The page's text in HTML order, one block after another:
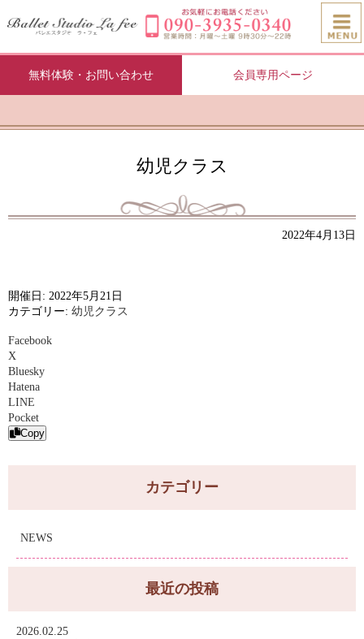
無料体験・お問い合わせ 会員専用ページ
幼児クラス
2022年4月13日
開催日: 2022年5月21日
カテゴリー: 幼児クラス
Facebook
X
Bluesky
Hatena
LINE
Pocket
Copy
カテゴリー
NEWS
最近の投稿
2026.02.25